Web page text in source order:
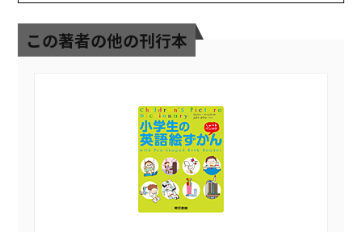
この著者の他の刊行本